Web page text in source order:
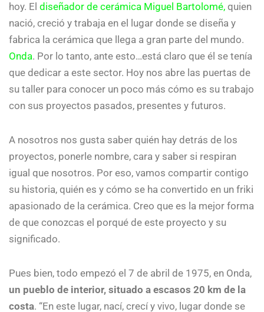
hoy. El diseñador de cerámica Miguel Bartolomé, quien
nació, creció y trabaja en el lugar donde se diseña y
fabrica la cerámica que llega a gran parte del mundo.
Onda. Por lo tanto, ante esto…está claro que él se tenía
que dedicar a este sector. Hoy nos abre las puertas de
su taller para conocer un poco más cómo es su trabajo
con sus proyectos pasados, presentes y futuros.
A nosotros nos gusta saber quién hay detrás de los
proyectos, ponerle nombre, cara y saber si respiran
igual que nosotros. Por eso, vamos compartir contigo
su historia, quién es y cómo se ha convertido en un friki
apasionado de la cerámica. Creo que es la mejor forma
de que conozcas el porqué de este proyecto y su
significado.
Pues bien, todo empezó el 7 de abril de 1975, en Onda,
un pueblo de interior, situado a escasos 20 km de la
costa. “En este lugar, nací, crecí y vivo, lugar donde se